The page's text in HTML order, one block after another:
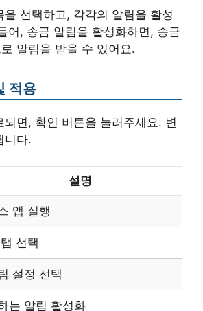
을 선택하고, 각각의 알림을 활성
어, 송금 알림을 활성화하면, 송금
알림을 받을 수 있어요.
적용
되면, 확인 버튼을 눌러주세요. 변
니다.
설명
앱 실행
선택
설정 선택
는 알림 활성화